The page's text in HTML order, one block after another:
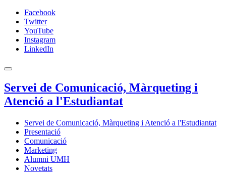
Facebook
Twitter
YouTube
Instagram
LinkedIn
Servei de Comunicació, Màrqueting i
Atenció a l'Estudiantat
Servei de Comunicació, Màrqueting i Atenció a l'Estudiantat
Presentació
Comunicació
Marketing
Alumni UMH
Novetats